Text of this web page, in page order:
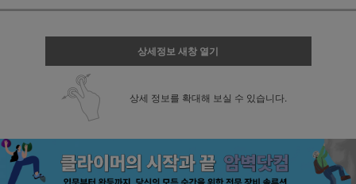
상세정보 새창 열기
상세 정보를 확대해 보실 수 있습니다.